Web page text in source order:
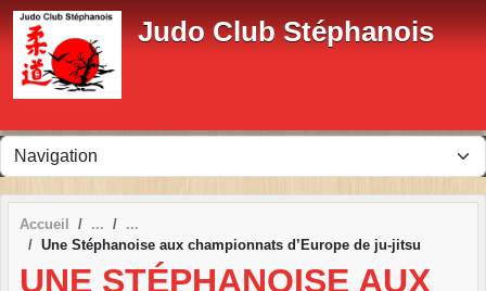
Judo Club Stéphanois
Accueil
Une Stéphanoise aux championnats d’Europe de ju-jitsu
UNE STÉPHANOISE AUX
Panneau de gestion des cookies